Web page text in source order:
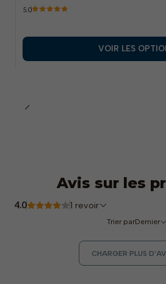
5.0
VOIR LES
Avis sur les
4.0 1 revoir
Trier parDernier
CHARGER PLUS